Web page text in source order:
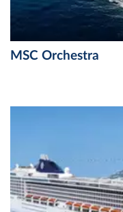
MSC Orchestra